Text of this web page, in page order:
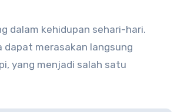
dalam kehidupan sehari-hari.
merasakan langsung
yang menjadi salah satu